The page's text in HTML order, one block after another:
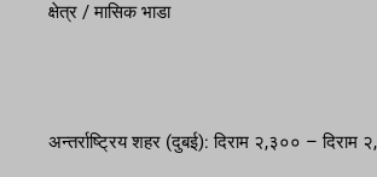
क्षेत्र / मासिक भाडा
अन्तर्राष्ट्रिय शहर (दुबई): दिराम २,३०० – दिराम